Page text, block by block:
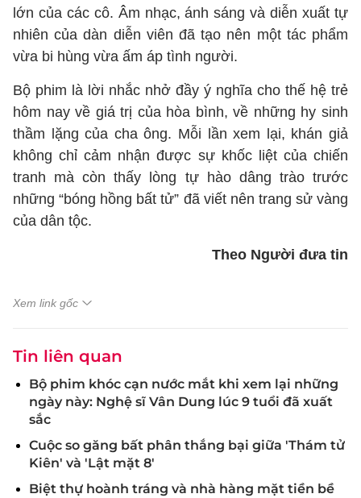
lớn của các cô. Âm nhạc, ánh sáng và diễn xuất tự
nhiên của dàn diễn viên đã tạo nên một tác phẩm
vừa bi hùng vừa ấm áp tình người.
Bộ phim là lời nhắc nhở đầy ý nghĩa cho thế hệ trẻ
hôm nay về giá trị của hòa bình, về những hy sinh
thầm lặng của cha ông. Mỗi lần xem lại, khán giả
không chỉ cảm nhận được sự khốc liệt của chiến
tranh mà còn thấy lòng tự hào dâng trào trước
những “bóng hồng bất tử” đã viết nên trang sử vàng
của dân tộc.
Theo Người đưa tin
Xem link gốc
Tin liên quan
Bộ phim khóc cạn nước mắt khi xem lại những
ngày này: Nghệ sĩ Vân Dung lúc 9 tuổi đã xuất
sắc
Cuộc so găng bất phân thắng bại giữa 'Thám tử
Kiên' và 'Lật mặt 8'
Biệt thự hoành tráng và nhà hàng mặt tiền bề